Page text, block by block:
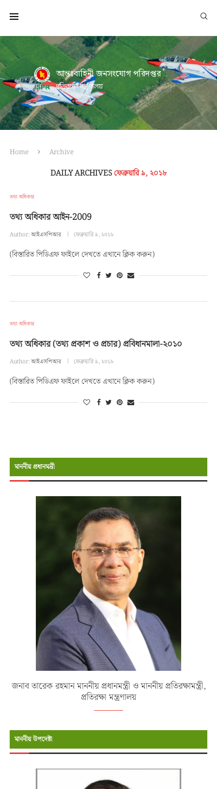
আন্তঃবাহিনী জনসংযোগ পরিদপ্তর
প্রতিরক্ষা মন্ত্রণালয়
Home Archive
DAILY ARCHIVES ফেব্রুয়ারি ৯, ২০১৮
তথ্য অধিকার
তথ্য অধিকার আইন-2009
Author:আইএসপিআর ফেব্রুয়ারি ৯, ২০১৮
(বিস্তারিত পিডিএফ ফাইলে দেখতে এখানে ক্লিক করুন)
তথ্য অধিকার
তথ্য অধিকার (তথ্য প্রকাশ ও প্রচার) প্রবিধানমালা-২০১০
Author:আইএসপিআর ফেব্রুয়ারি ৯, ২০১৮
(বিস্তারিত পিডিএফ ফাইলে দেখতে এখানে ক্লিক করুন)
মাননীয় প্রধানমন্রী
জনাব তারেক রহমান মাননীয় প্রধানমন্ত্রী ও মাননীয় প্রতিরক্ষামন্ত্রী,
প্রতিরক্ষা মন্ত্রণালয়
মাননীয় উপদেষ্টা